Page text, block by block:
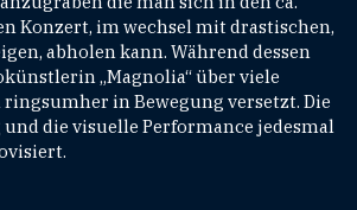
Konzert, im wechsel mit drastischen,
abholen kann. Während dessen
„Magnolia“ über viele
ringsumher in Bewegung versetzt. Die
die visuelle Performance jedesmal